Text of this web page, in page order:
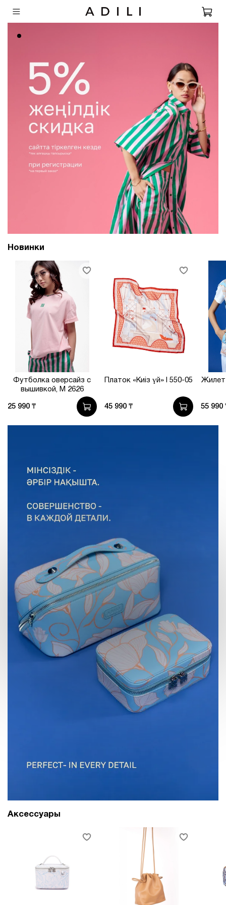
Новинки
Футболка оверсайз с
вышивкой, М 2626
25 990 ₸
Платок «Киіз үй» I 550-05
45 990 ₸
Жилет
55 990
Аксессуары